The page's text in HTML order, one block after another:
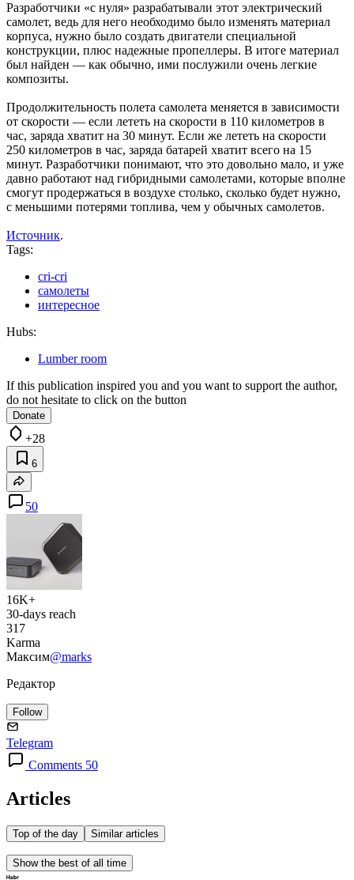
Разработчики «с нуля» разрабатывали этот электрический
самолет, ведь для него необходимо было изменять материал
корпуса, нужно было создать двигатели специальной
конструкции, плюс надежные пропеллеры. В итоге материал
был найден — как обычно, ими послужили очень легкие
композиты.
Продолжительность полета самолета меняется в зависимости
от скорости — если лететь на скорости в 110 километров в
час, заряда хватит на 30 минут. Если же лететь на скорости
250 километров в час, заряда батарей хватит всего на 15
минут. Разработчики понимают, что это довольно мало, и уже
давно работают над гибридными самолетами, которые вполне
смогут продержаться в воздухе столько, сколько будет нужно,
с меньшими потерями топлива, чем у обычных самолетов.
Источник.
Tags:
cri-cri
самолеты
интересное
Hubs:
Lumber room
If this publication inspired you and you want to support the author,
do not hesitate to click on the button
Donate
+28
6
50
16K+
30-days reach
317
Karma
Максим@marks
Редактор
Follow
Telegram
Comments 50
Articles
Top of the day Similar articles
Show the best of all time